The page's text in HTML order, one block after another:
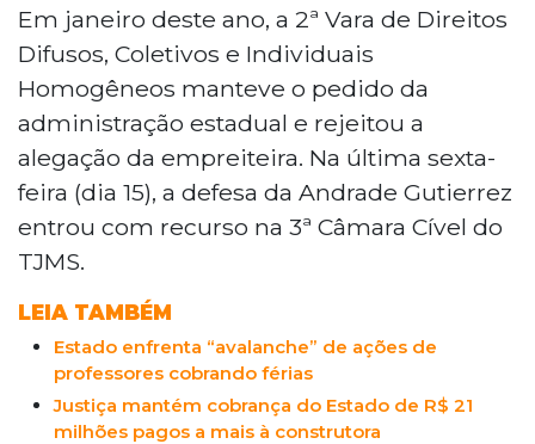
TJMS que declare a prescrição de ação
que pode resultar em pagamento de R$
21 milhões ao governo de Mato Grosso do
Sul, referente a valor pago a maior em
2014 durante a quitação de um precatório
de 2005. A defesa alega que a pretensão
prescreveu em 2019, mas o juiz Eduardo
Lacerda Trevisan negou o pedido,
argumentando que o Estado só soube da
lesão ao erário em 2018.
Em janeiro deste ano, a 2ª Vara de Direitos
Difusos, Coletivos e Individuais
Homogêneos manteve o pedido da
administração estadual e rejeitou a
alegação da empreiteira. Na última sexta-
feira (dia 15), a defesa da Andrade Gutierrez
entrou com recurso na 3ª Câmara Cível do
TJMS.
LEIA TAMBÉM
Estado enfrenta “avalanche” de ações de
professores cobrando férias
Justiça mantém cobrança do Estado de R$ 21
milhões pagos a mais à construtora